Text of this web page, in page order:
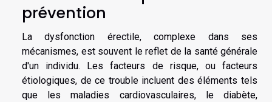
prévention
La dysfonction érectile, complexe dans ses
mécanismes, est souvent le reflet de la santé générale
d'un individu. Les facteurs de risque, ou facteurs
étiologiques, de ce trouble incluent des éléments tels
que les maladies cardiovasculaires, le diabète,